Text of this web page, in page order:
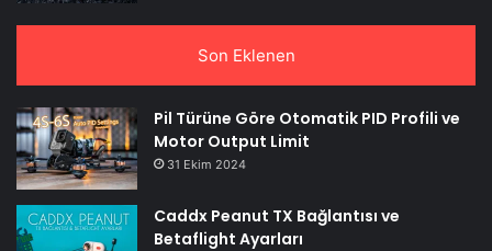
Son Eklenen
Pil Türüne Göre Otomatik PID Profili ve
Motor Output Limit
31 Ekim 2024
Caddx Peanut TX Bağlantısı ve
Betaflight Ayarları